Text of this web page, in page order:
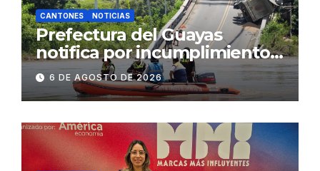
CANTONES NOTICIAS
Prefectura del Guayas
notifica por incumplimiento
contractual a la
Concesionaria CONORTE y
exige celeridad en
desmontaje del puente
Gonzalo Icaza Cornejo, en
Daule
6 DE AGOSTO DE 2026